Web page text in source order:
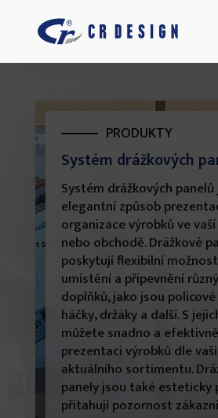
PRODUKTY
Systém drážkových
Systém drážkových
elegantní způsob
organizace výrobků ve
nebo obchodě. Drážkové
poskytují flexibilní
umístění a připevnění
doplňků, jako jsou
háčky, držáky a další. S
můžete snadno a
prezentaci výrobků dle
aktuálního sortimentu.
panely jsou také esteticky
přitahují pozornost